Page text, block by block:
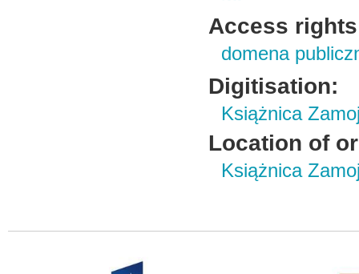
Access
domena
Digitisation:
Książnica
Location of
Książnica